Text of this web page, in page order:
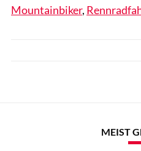
Mountainbiker,
MEIST